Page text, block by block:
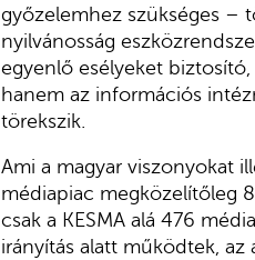
győzelemhez szükséges –
nyilvánosság
egyenlő esélyeket
hanem az információs
törekszik.
Ami a magyar viszonyokat
médiapiac megközelítőleg
csak a KESMA alá 476
irányítás alatt működtek,